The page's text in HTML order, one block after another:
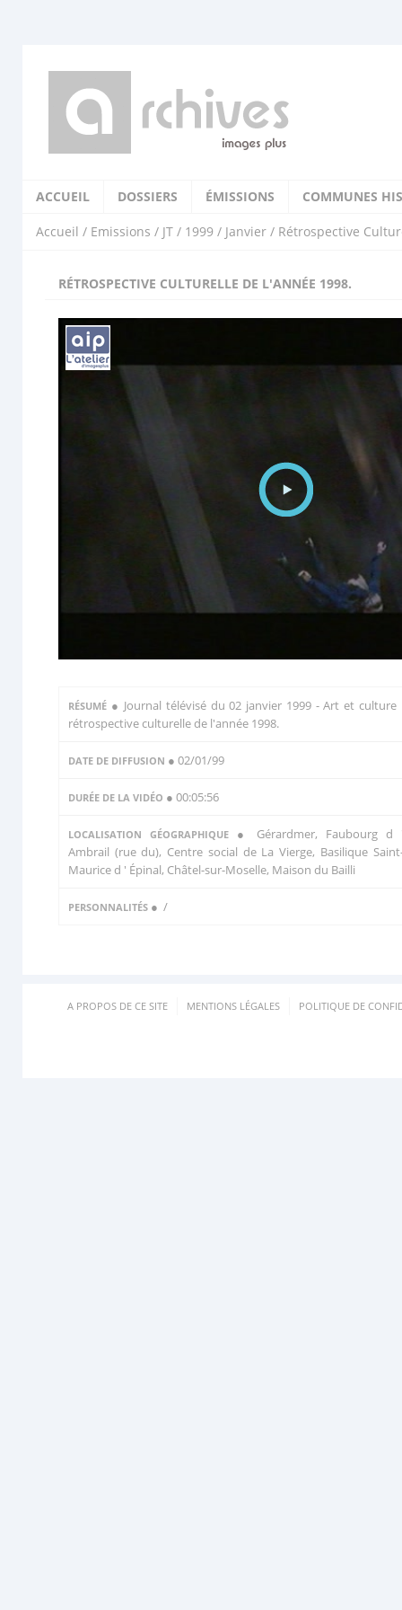
ACCUEIL DOSSIERS ÉMISSIONS COMMUNES
Accueil / Emissions / JT / 1999 / Janvier / Rétrospective
RÉTROSPECTIVE CULTURELLE DE L'ANNÉE 1998.
RÉSUMÉ ● Journal télévisé du 02 janvier 1999 - Art et culture
rétrospective culturelle de l'année 1998.
DATE DE DIFFUSION ● 02/01/99
DURÉE DE LA VIDÉO ● 00:05:56
LOCALISATION GÉOGRAPHIQUE● Gérardmer, Faubourg d
Ambrail (rue du), Centre social de La Vierge, Basilique
Maurice d ' Épinal, Châtel-sur-Moselle, Maison du Bailli
PERSONNALITÉS ● /
A PROPOS DE CE SITE MENTIONS LÉGALES POLITIQUE DE